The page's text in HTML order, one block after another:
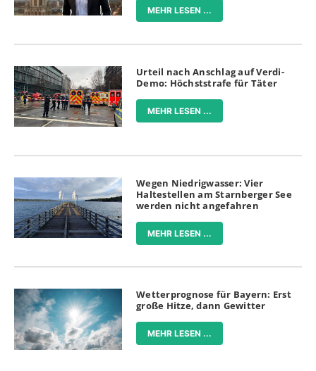
MEHR LESEN ...
Urteil nach Anschlag auf Verdi-
Demo: Höchststrafe für Täter
MEHR LESEN ...
Wegen Niedrigwasser: Vier
Haltestellen am Starnberger See
werden nicht angefahren
MEHR LESEN ...
Wetterprognose für Bayern: Erst
große Hitze, dann Gewitter
MEHR LESEN ...